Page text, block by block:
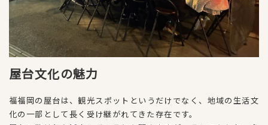
屋台文化の魅力
福福岡の屋台は、観光スポットというだけでなく、地域の生活文
化の一部として長く受け継がれてきた存在です。